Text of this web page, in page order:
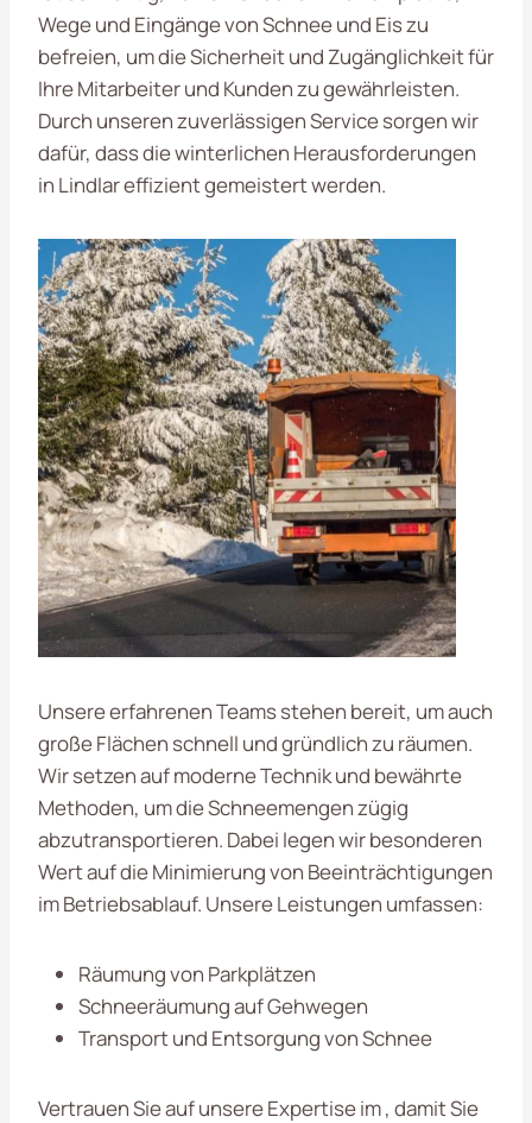
Wege und Eingänge von Schnee und Eis zu
befreien, um die Sicherheit und Zugänglichkeit für
Ihre Mitarbeiter und Kunden zu gewährleisten.
Durch unseren zuverlässigen Service sorgen wir
dafür, dass die winterlichen Herausforderungen
in Lindlar effizient gemeistert werden.
Unsere erfahrenen Teams stehen bereit, um auch
große Flächen schnell und gründlich zu räumen.
Wir setzen auf moderne Technik und bewährte
Methoden, um die Schneemengen zügig
abzutransportieren. Dabei legen wir besonderen
Wert auf die Minimierung von Beeinträchtigungen
im Betriebsablauf. Unsere Leistungen umfassen:
Räumung von Parkplätzen
Schneeräumung auf Gehwegen
Transport und Entsorgung von Schnee
Vertrauen Sie auf unsere Expertise im, damit Sie